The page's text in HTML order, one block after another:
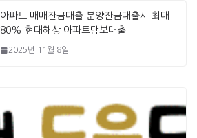
아파트 매매잔금대출 분양잔금대출시 최대
80% 현대해상 아파트담보대출
2025년 11월 8일